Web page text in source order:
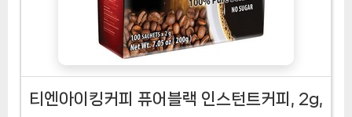
티엔아이킹커피 퓨어블랙 인스턴트커피, 2g,